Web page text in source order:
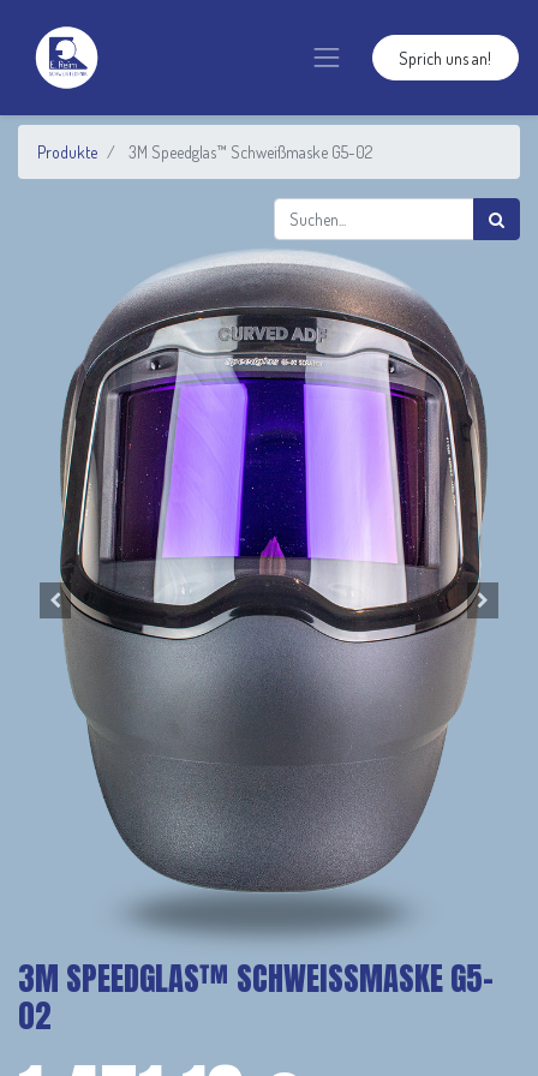
Sprich uns an!
Produkte 3M Speedglas™ Schweißmaske G5-02
3M SPEEDGLAS™ SCHWEISSMASKE G5-0
2